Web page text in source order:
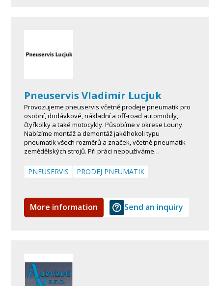
Pneuservis Vladimír Lucjuk
Provozujeme pneuservis včetně prodeje pneumatik pro
osobní, dodávkové, nákladní a off-road automobily,
čtyřkolky a také motocykly. Působíme v okrese Louny.
Nabízíme montáž a demontáž jakéhokoli typu
pneumatik všech rozměrů a značek, včetně pneumatik
zemědělských strojů. Při práci nepoužíváme…
PNEUSERVIS PRODEJ PNEUMATIK
More information Send an inquiry